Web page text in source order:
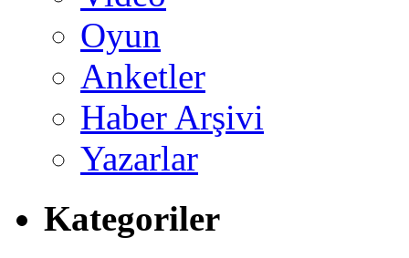
Oyun
Anketler
Haber Arşivi
Yazarlar
Kategoriler